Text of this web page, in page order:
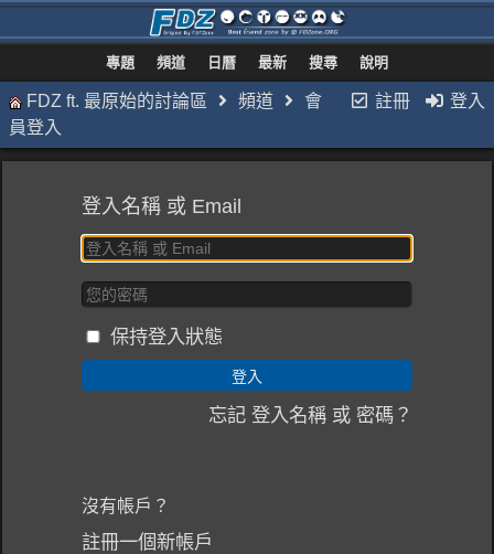
專題 頻道 日曆 最新 搜尋 說明
註冊 登入
FDZ ft. 最原始的討論區 頻道
會
員登入
登入名稱 或 Email
保持登入狀態
忘記 登入名稱 或 密碼？
沒有帳戶？
註冊一個新帳戶